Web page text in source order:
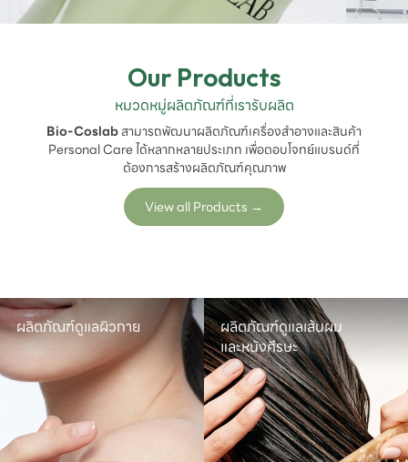
Our Products
หมวดหมู่ผลิตภัณฑ์ที่เรารับผลิต
Bio-Coslabสามารถพัฒนาผลิตภัณฑ์เครื่องสำอางและสินค้า
Personal Care ได้หลากหลายประเภท เพื่อตอบโจทย์แบรนด์ที่
ต้องการสร้างผลิตภัณฑ์คุณภาพ
View all Products →
ผลิตภัณฑ์ดูแลผิวกาย
ผลิตภัณฑ์ดูแลเส้นผม
และหนังศีรษะ